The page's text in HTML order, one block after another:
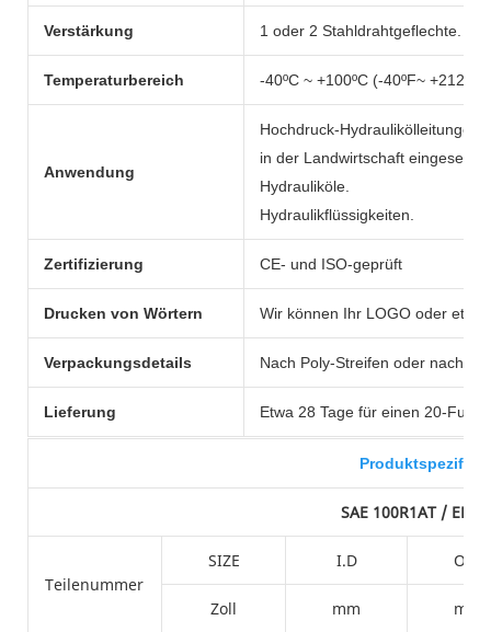
Verstärkung 1 oder 2 Stahldrahtgeflechte.
Temperaturbereich -40ºC ~ +100ºC (-40ºF~ +212 ºF)
Anwendung
Hochdruck-
in der Landwirtschaft eingesetzt
Hydrauliköle.
Hydraulikflüssigkeiten.
Zertifizierung CE- und ISO-geprüft
Drucken von Wörtern Wir können Ihr LOGO oder
Verpackungsdetails Nach Poly-Streifen oder nach
Lieferung Etwa 28 Tage für einen 20-Fuß-
SAE 100R1AT /
Teilenummer
SIZE I.D O.D
Zoll mm mm